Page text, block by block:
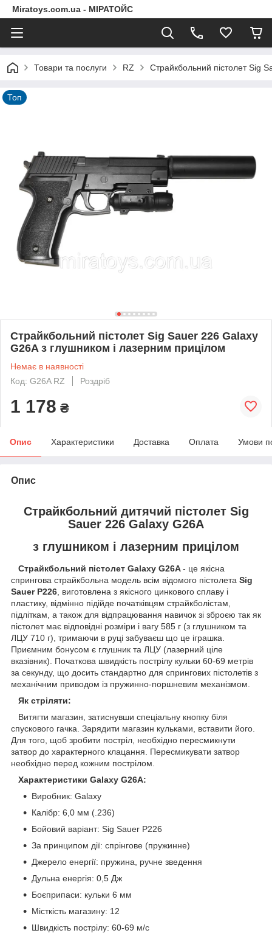
Miratoys.com.ua - МІРАТОЙС
Товари та послуги RZ Страйкбольний пістолет Sig
Топ
Страйкбольний пістолет Sig Sauer 226 Galaxy
G26A з глушником і лазерним прицілом
Немає в наявності
Код: G26A RZ
Роздріб
1 178 ₴
Опис Характеристики Доставка Оплата Умови
Опис
Страйкбольний дитячий пістолет Sig
Sauer 226 Galaxy G26A
з глушником і лазерним прицілом
Страйкбольний пістолет Galaxy G26A- це якісна
спрингова страйкбольна модель всім відомого пістолета Sig
Sauer P226 , виготовлена ​​з якісного цинкового сплаву і
пластику, відмінно підійде початківцям страйкболістам,
підліткам, а також для відпрацювання навичок зі зброєю так як
пістолет має відповідні розміри і вагу 585 г (з глушником та
ЛЦУ 710 г), тримаючи в руці забуваєш що це іграшка.
Приємним бонусом є глушник та ЛЦУ (лазерний ціле
вказівник). Початкова швидкість пострілу кульки 60-69 метрів
за секунду, що досить стандартно для спрингових пістолетів з
механічним приводом із пружинно-поршневим механізмом.
Як стріляти:
Витягти магазин, затиснувши спеціальну кнопку біля
спускового гачка. Зарядити магазин кульками, вставити його.
Для того, щоб зробити постріл, необхідно пересмикнути
затвор до характерного клацання. Пересмикувати затвор
необхідно перед кожним пострілом.
Характеристики Galaxy G26A:
Виробник: Galaxy
Калібр: 6,0 мм (.236)
Бойовий варіант: Sig Sauer P226
За принципом дії: спрінгове (пружинне)
Джерело енергії: пружина, ручне зведення
Дульна енергія: 0,5 Дж
Боєприпаси: кульки 6 мм
Місткість магазину: 12
Швидкість пострілу: 60-69 м/с